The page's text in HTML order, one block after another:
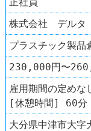
株式会社 デルタ
プラスチック製
230,000円〜
雇用期間の定めな
[休憩時間] 60分
大分県中津市大